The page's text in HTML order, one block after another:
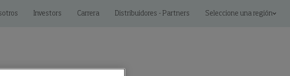
Investors Carrera Distribuidores - Partners Seleccione una región